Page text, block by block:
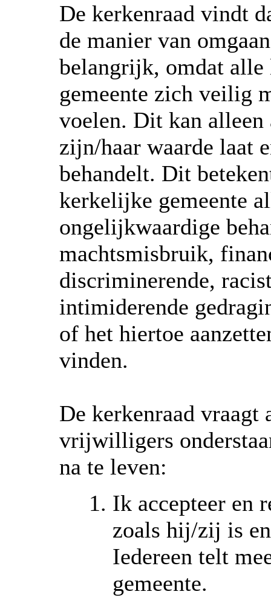
De kerkenraad vindt
de manier van
belangrijk, omdat alle
gemeente zich veilig
voelen. Dit kan
zijn/haar waarde laat
behandelt. Dit
kerkelijke gemeente
ongelijkwaardige
machtsmisbruik,
discriminerende,
intimiderende
of het hiertoe
vinden.
De kerkenraad
vrijwilligers
na te leven:
Ik accepteer en
zoals hij/zij is
Iedereen telt
gemeente.